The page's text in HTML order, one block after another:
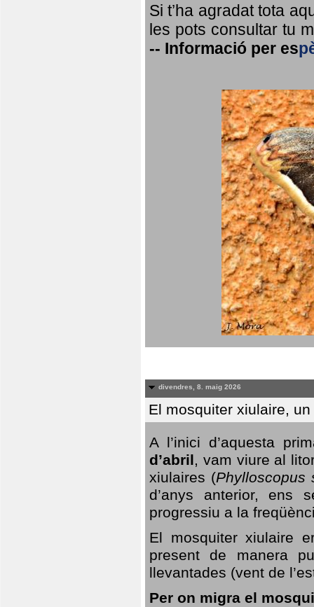
Si t’ha agradat tota
les pots consultar tu
-- Informació per es
divendres, 8. maig 2026
El mosquiter xiulaire,
A l’inici d’aquesta
d’abril, vam viure al
xiulaires (Phylloscopus
d’anys anterior, ens
progressiu a la
El mosquiter xiulaire
present de manera
llevantades (vent de
Per on migra el